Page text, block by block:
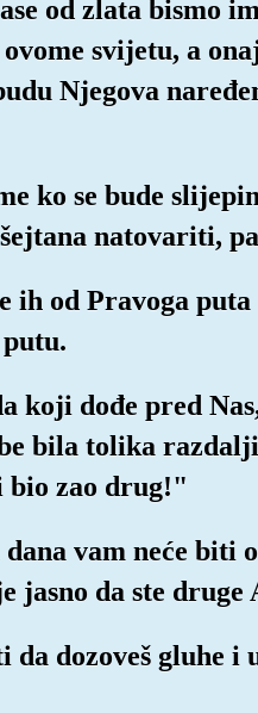
od zlata bismo
svijetu, a
Njegova
ko se bude
natovariti,
ih od Pravoga
koji dođe pred
bila tolika
bio zao drug!"
dana vam neće biti
jasno da ste
da dozoveš gluhe